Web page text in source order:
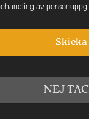
unikaav
Skicka
NEJ